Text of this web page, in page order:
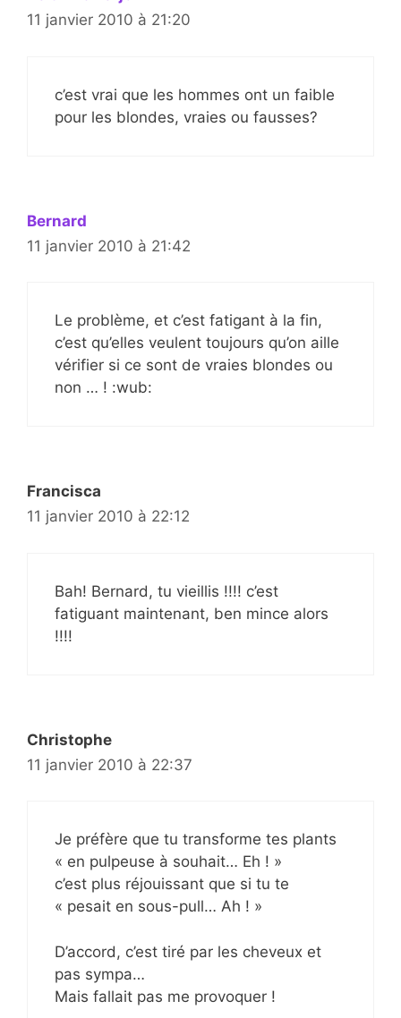
11 janvier 2010 à 21:20
c’est vrai que les hommes ont un faible
pour les blondes, vraies ou fausses?
Bernard
11 janvier 2010 à 21:42
Le problème, et c’est fatigant à la fin,
c’est qu’elles veulent toujours qu’on aille
vérifier si ce sont de vraies blondes ou
non … ! :wub:
Francisca
11 janvier 2010 à 22:12
Bah! Bernard, tu vieillis !!!! c’est
fatiguant maintenant, ben mince alors
!!!!
Christophe
11 janvier 2010 à 22:37
Je préfère que tu transforme tes plants
« en pulpeuse à souhait… Eh ! »
c’est plus réjouissant que si tu te
« pesait en sous-pull… Ah ! »
D’accord, c’est tiré par les cheveux et
pas sympa…
Mais fallait pas me provoquer !